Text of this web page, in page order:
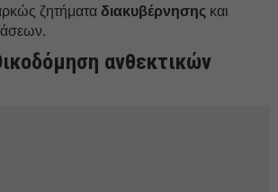
ζητήματα διακυβέρνησης και
ανθεκτικών